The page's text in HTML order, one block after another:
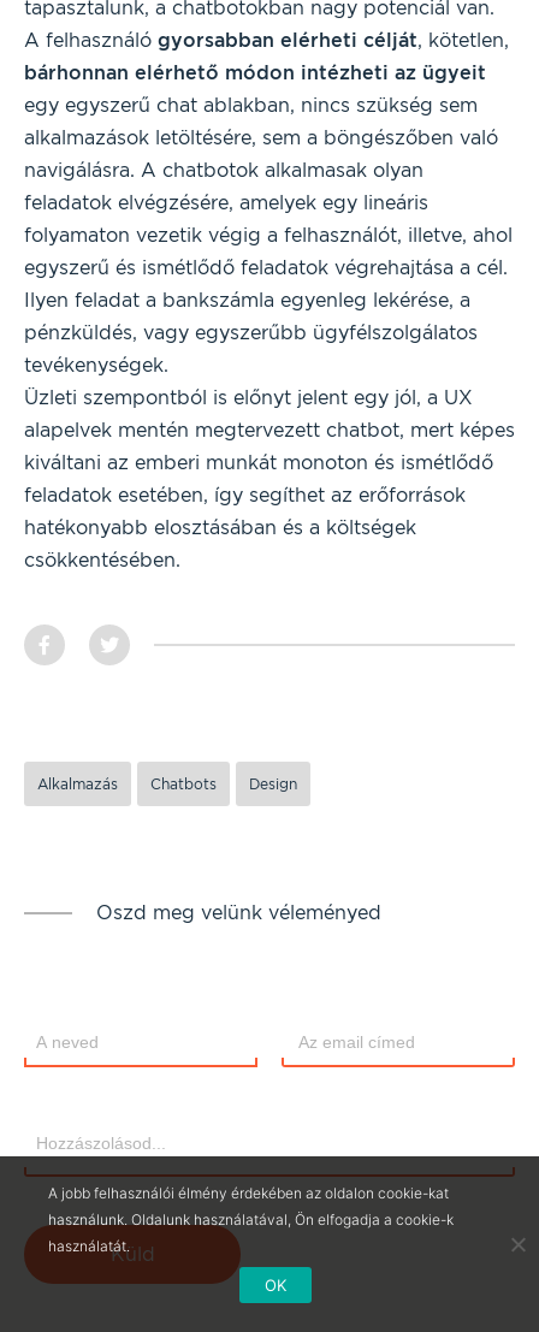
tapasztalunk, a chatbotokban nagy potenciál van.
A felhasználó gyorsabban elérheti célját, kötetlen,
bárhonnan elérhető módon intézheti az ügyeit
egy egyszerű chat ablakban, nincs szükség sem
alkalmazások letöltésére, sem a böngészőben való
navigálásra. A chatbotok alkalmasak olyan
feladatok elvégzésére, amelyek egy lineáris
folyamaton vezetik végig a felhasználót, illetve, ahol
egyszerű és ismétlődő feladatok végrehajtása a cél.
Ilyen feladat a bankszámla egyenleg lekérése, a
pénzküldés, vagy egyszerűbb ügyfélszolgálatos
tevékenységek.
Üzleti szempontból is előnyt jelent egy jól, a UX
alapelvek mentén megtervezett chatbot, mert képes
kiváltani az emberi munkát monoton és ismétlődő
feladatok esetében, így segíthet az erőforrások
hatékonyabb elosztásában és a költségek
csökkentésében.
Alkalmazás Chatbots Design
Oszd meg velünk véleményed
Küld
A jobb felhasználói élmény érdekében az oldalon cookie-kat
használunk. Oldalunk használatával, Ön elfogadja a cookie-k
használatát.
OK